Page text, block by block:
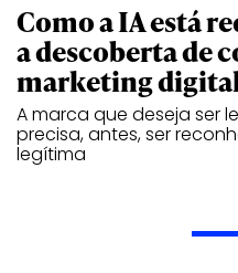
Como a IA está
a descoberta de
marketing
A marca que deseja ser
precisa, antes, ser
legítima